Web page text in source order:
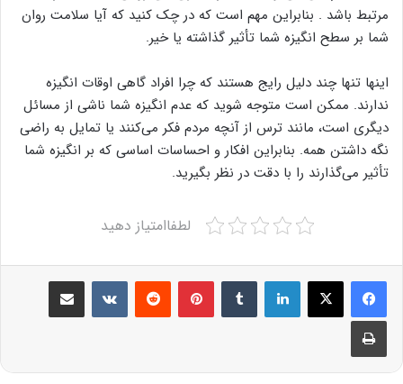
مرتبط باشد . بنابراین مهم است که در چک کنید که آیا سلامت روان
شما بر سطح انگیزه شما تأثیر گذاشته یا خیر.
اینها تنها چند دلیل رایج هستند که چرا افراد گاهی اوقات انگیزه
ندارند. ممکن است متوجه شوید که عدم انگیزه شما ناشی از مسائل
دیگری است، مانند ترس از آنچه مردم فکر می‌کنند یا تمایل به راضی
نگه داشتن همه. بنابراین افکار و احساسات اساسی که بر انگیزه شما
تأثیر می‌گذارند را با دقت در نظر بگیرید.
لطفاامتیاز دهید
LinkedIn
Tumblr
Pinterest
Reddit
VKontakte
Share via Email
Print